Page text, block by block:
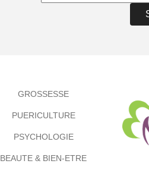
GROSSESSE
PUERICULTURE
PSYCHOLOGIE
BEAUTE & BIEN-ETRE